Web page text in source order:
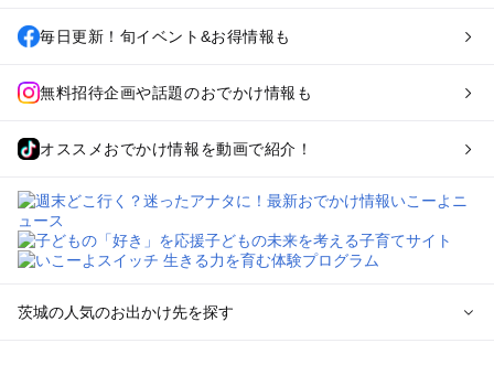
毎日更新！旬イベント&お得情報も
無料招待企画や話題のおでかけ情報も
オススメおでかけ情報を動画で紹介！
茨城の人気のお出かけ先を探す